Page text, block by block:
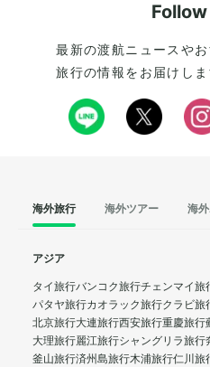
最新の渡航ニュースや
旅行の情報をお届けし
海外旅行 海外ツアー 海
アジア
タイ旅行バンコク旅行チェンマイ旅
パタヤ旅行カオラック旅行クラビ旅
北京旅行大連旅行西安旅行重慶旅行
大理旅行麗江旅行シャングリラ旅行
釜山旅行済州島旅行木浦旅行仁川旅